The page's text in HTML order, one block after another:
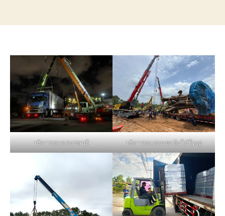
บริการรถเครนชลบุรี บริการรถเครนยกต้นไม้ใหญ่